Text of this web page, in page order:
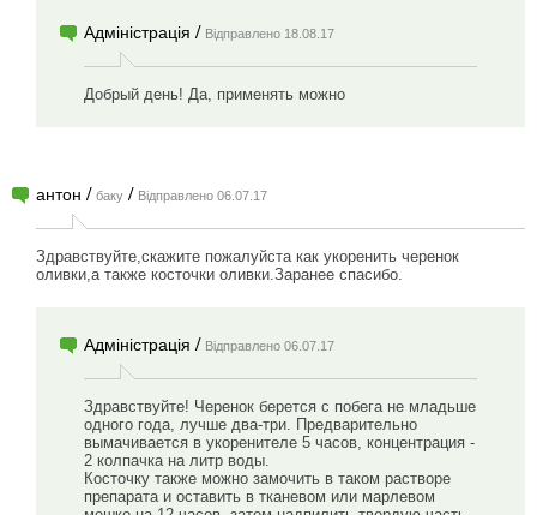
Адміністрація / Відправлено 18.08.17
Добрый день! Да, применять можно
антон / баку / Відправлено 06.07.17
Здравствуйте,скажите пожалуйста как укоренить черенок
оливки,а также косточки оливки.Заранее спасибо.
Адміністрація / Відправлено 06.07.17
Здравствуйте! Черенок берется с побега не младьше
одного года, лучше два-три. Предварительно
вымачивается в укоренителе 5 часов, концентрация -
2 колпачка на литр воды.
Косточку также можно замочить в таком растворе
препарата и оставить в тканевом или марлевом